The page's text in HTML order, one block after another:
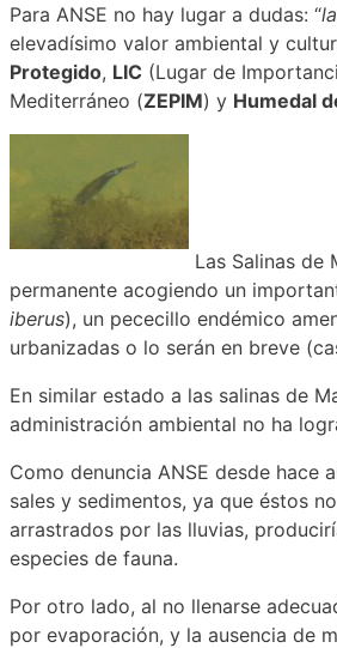
Para ANSE no hay lugar a dudas: “
elevadísimo valor ambiental y
Protegido, LIC (Lugar de
Mediterráneo (ZEPIM) y Humedal
Las Salinas de
permanente acogiendo un
iberus), un pececillo endémico
urbanizadas o lo serán en breve
En similar estado a las salinas de
administración ambiental no ha
Como denuncia ANSE desde hace
sales y sedimentos, ya que éstos
arrastrados por las lluvias,
especies de fauna.
Por otro lado, al no llenarse
por evaporación, y la ausencia de